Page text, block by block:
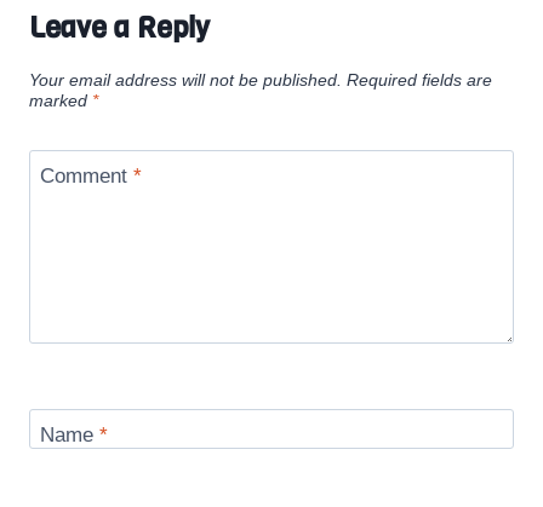
Leave a Reply
Your email address will not be published. Required fields are
marked *
Comment *
Name *